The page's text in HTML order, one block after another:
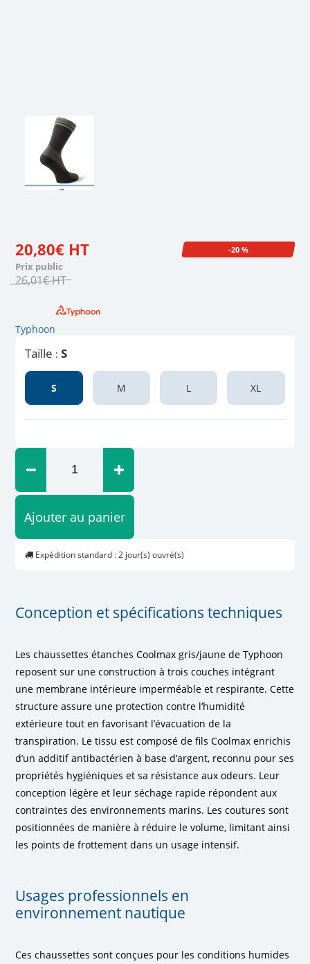
20,80€ HT
Prix public
26,01€HT
-20 %
Typhoon
Taille :S
S M L XL
Ajouter au panier
Expédition standard : 2 jour(s) ouvré(s)
Conception et spécifications techniques
Les chaussettes étanches Coolmax gris/jaune de Typhoon
reposent sur une construction à trois couches intégrant
une membrane intérieure imperméable et respirante. Cette
structure assure une protection contre l’humidité
extérieure tout en favorisant l’évacuation de la
transpiration. Le tissu est composé de fils Coolmax enrichis
d’un additif antibactérien à base d’argent, reconnu pour ses
propriétés hygiéniques et sa résistance aux odeurs. Leur
conception légère et leur séchage rapide répondent aux
contraintes des environnements marins. Les coutures sont
positionnées de manière à réduire le volume, limitant ainsi
les points de frottement dans un usage intensif.
Usages professionnels en
environnement nautique
Ces chaussettes sont conçues pour les conditions humides